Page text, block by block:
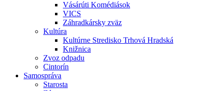
Vásárúti Komédiások
VICS
Záhradkársky zväz
Kultúra
Kultúrne Stredisko Trhová Hradská
Knižnica
Zvoz odpadu
Cintorín
Samospráva
Starosta